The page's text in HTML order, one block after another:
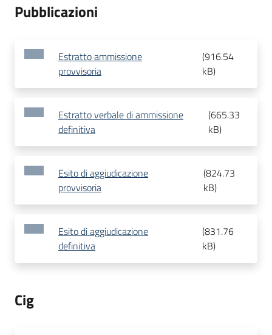
Pubblicazioni
Estratto ammissione
provvisoria
(916.54
kB)
Estratto verbale di ammissione
definitiva
(665.33
kB)
Esito di aggiudicazione
provvisoria
(824.73
kB)
Esito di aggiudicazione
definitiva
(831.76
kB)
Cig